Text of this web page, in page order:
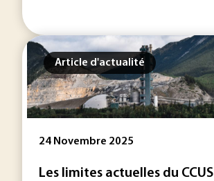
Article d'actualité
24 Novembre 2025
Les limites actuelles du CCUS